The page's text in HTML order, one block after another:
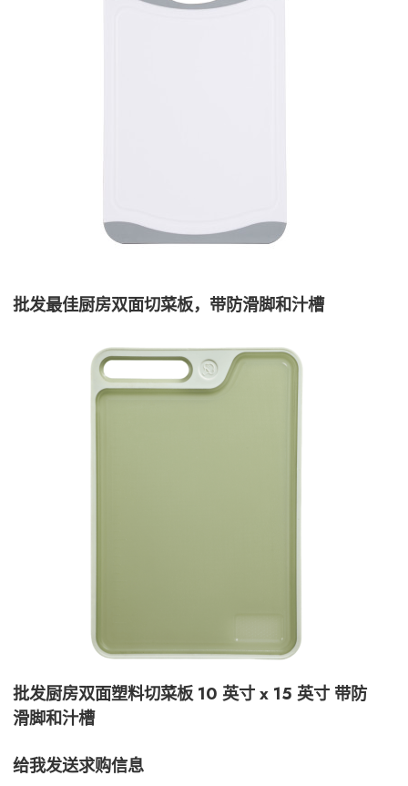
批发最佳厨房双面切菜板，带防滑脚和汁槽
批发厨房双面塑料切菜板 10 英寸 x 15 英寸 带防
滑脚和汁槽
给我发送求购信息